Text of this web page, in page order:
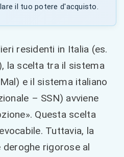
il tuo potere d'acquisto.
residenti in Italia (es.
la scelta tra il sistema
e il sistema italiano
– SSN) avviene
Questa scelta
Tuttavia, la
rigorose al